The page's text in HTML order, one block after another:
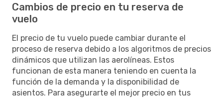
Cambios de precio en tu reserva de
vuelo
El precio de tu vuelo puede cambiar durante el
proceso de reserva debido a los algoritmos de precios
dinámicos que utilizan las aerolíneas. Estos
funcionan de esta manera teniendo en cuenta la
función de la demanda y la disponibilidad de
asientos. Para asegurarte el mejor precio en tus